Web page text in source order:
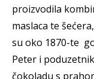
proizvodila
maslaca te
su oko 1870-te
Peter i
čokoladu s